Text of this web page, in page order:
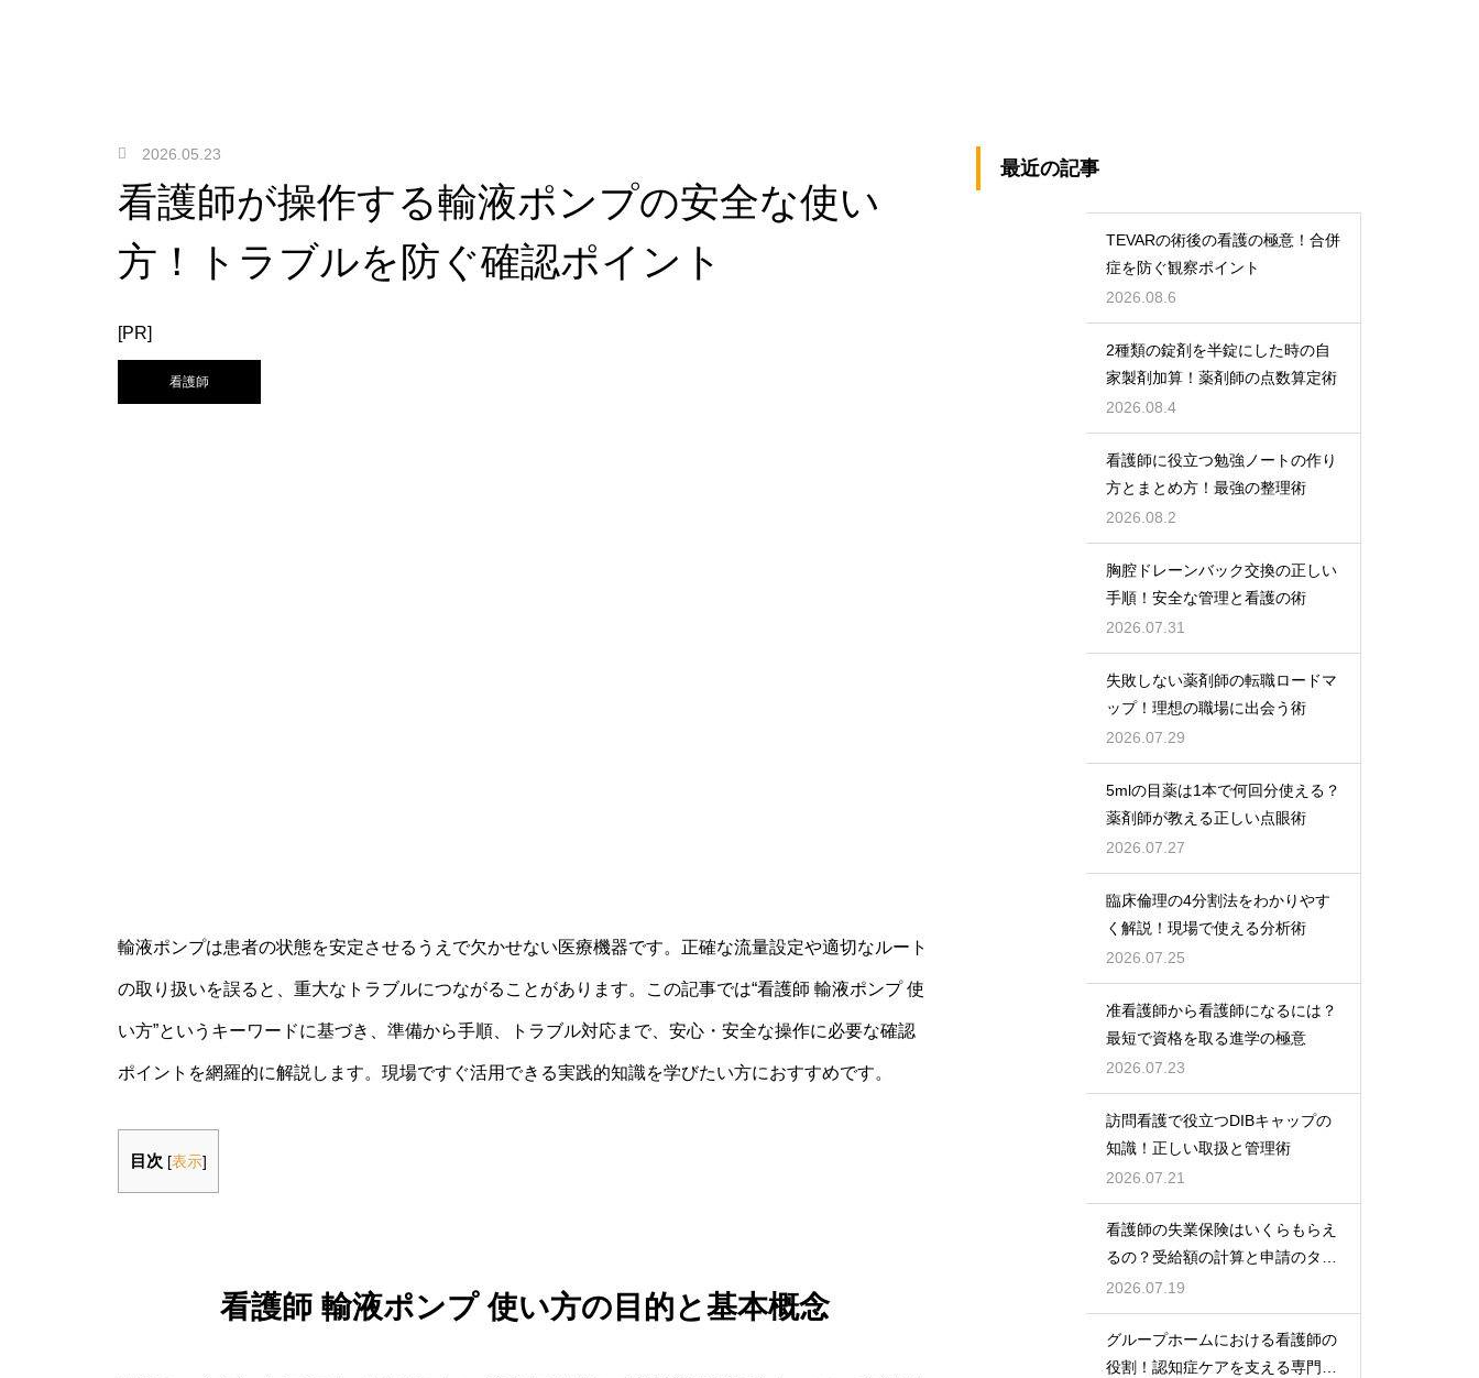
2026.05.23
看護師が操作する輸液ポンプの安全な使い
方！トラブルを防ぐ確認ポイント
[PR]
看護師
輸液ポンプは患者の状態を安定させるうえで欠かせない医療機器です。正確な流量設定や適切なルート
の取り扱いを誤ると、重大なトラブルにつながることがあります。この記事では“看護師 輸液ポンプ 使
い方”というキーワードに基づき、準備から手順、トラブル対応まで、安心・安全な操作に必要な確認
ポイントを網羅的に解説します。現場ですぐ活用できる実践的知識を学びたい方におすすめです。
目次 [表示]
看護師 輸液ポンプ 使い方の目的と基本概念
最近の記事
TEVARの術後の看護の極意！合併
症を防ぐ観察ポイント
2026.08.6
2種類の錠剤を半錠にした時の自
家製剤加算！薬剤師の点数算定術
2026.08.4
看護師に役立つ勉強ノートの作り
方とまとめ方！最強の整理術
2026.08.2
胸腔ドレーンバック交換の正しい
手順！安全な管理と看護の術
2026.07.31
失敗しない薬剤師の転職ロードマ
ップ！理想の職場に出会う術
2026.07.29
5mlの目薬は1本で何回分使える？
薬剤師が教える正しい点眼術
2026.07.27
臨床倫理の4分割法をわかりやす
く解説！現場で使える分析術
2026.07.25
准看護師から看護師になるには？
最短で資格を取る進学の極意
2026.07.23
訪問看護で役立つDIBキャップの
知識！正しい取扱と管理術
2026.07.21
看護師の失業保険はいくらもらえ
るの？受給額の計算と申請のタイ
ミング
2026.07.19
グループホームにおける看護師の
役割！認知症ケアを支える専門的